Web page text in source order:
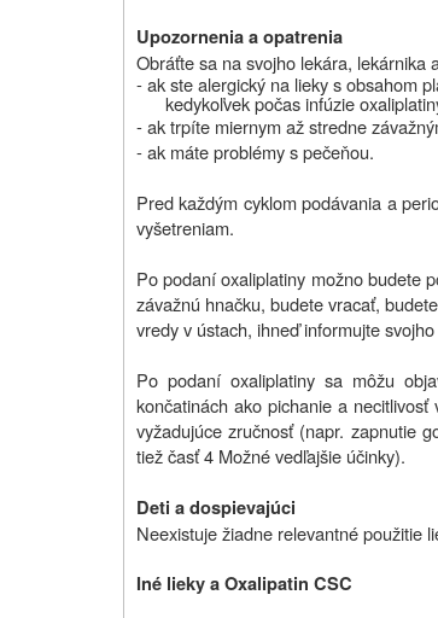
Upozornenia a opatrenia
Obráťte sa na svojho lekára, lekárnika
- akste alergický na lieky s obsahom
kedykoľvek počas infúzie
- ak trpíte miernym až stredne
- ak máte problémy s pečeňou.
Pred každým cyklom podávania a
vyšetreniam.
Po podaní oxaliplatiny možno budete
závažnú hnačku, budete vracať,
vredy v ústach, ihneď informujte
Po podaní oxaliplatiny sa môžu
končatinách ako pichanie a
vyžadujúce zručnosť (napr. zapnutie
tiež časť 4 Možné vedľajšie účinky).
Deti a dospievajúci
Neexistuje žiadne relevantné použitie
Iné lieky a Oxalipatin CSC